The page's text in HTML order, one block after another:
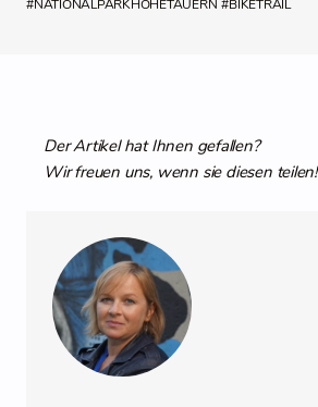
#NATIONALPARKHOHETAUERN #BIKETRAIL
Der Artikel hat Ihnen gefallen?
Wir freuen uns, wenn sie diesen teilen!